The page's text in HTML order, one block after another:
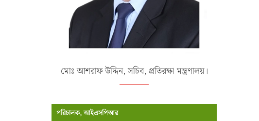
মোঃ আশরাফ উদ্দিন, সচিব, প্রতিরক্ষা মন্ত্রণালয়।
পরিচালক, আইএসপিআর